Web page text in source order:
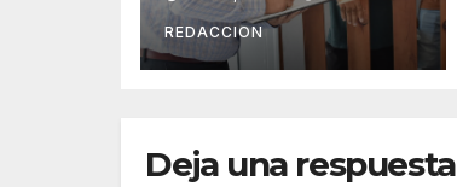
Víctimas y
Ciudadanía de
Coalcomán
REDACCION
Deja una respuesta